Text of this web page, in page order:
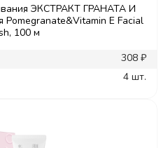
ЭКСТРАКТ ГРАНАТА И
E Facial
100 м
308 ₽
4 шт.